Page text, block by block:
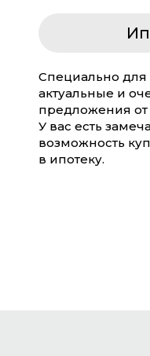
Специально
актуальные и
предложения
У вас есть
возможность
в ипотеку.